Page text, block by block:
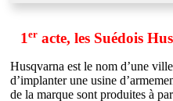
1 er acte, les Suédois
Husqvarna est le nom d’une
d’implanter une usine
de la marque sont produites à